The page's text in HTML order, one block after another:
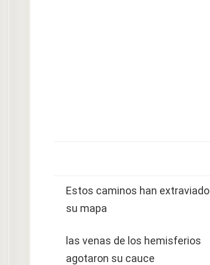
Estos caminos han extraviado
su mapa
las venas de los hemisferios
agotaron su cauce